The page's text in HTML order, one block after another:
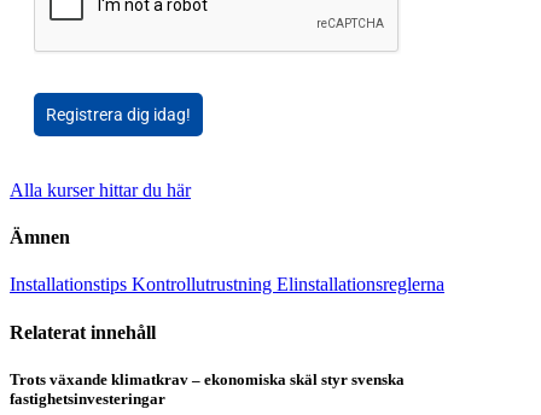
Registrera dig idag!
Alla kurser hittar du här
Ämnen
Installationstips Kontrollutrustning Elinstallationsreglerna
Relaterat innehåll
Trots växande klimatkrav – ekonomiska skäl styr svenska
fastighetsinvesteringar